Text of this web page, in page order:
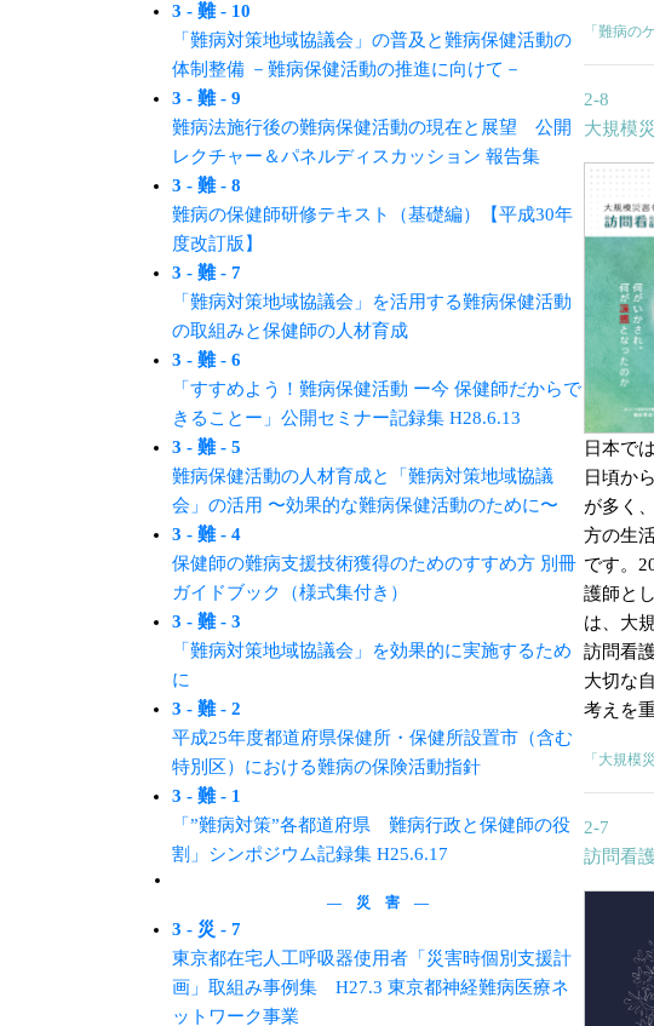
3 - 難 - 10
「難病対策地域協議会」の普及と難病保健活動の
体制整備 －難病保健活動の推進に向けて－
3 - 難 - 9
難病法施⾏後の難病保健活動の現在と展望 公開
レクチャー＆パネルディスカッション 報告集
3 - 難 - 8
難病の保健師研修テキスト（基礎編）【平成30年
度改訂版】
3 - 難 - 7
「難病対策地域協議会」を活用する難病保健活動
の取組みと保健師の人材育成
3 - 難 - 6
「すすめよう！難病保健活動 ー今 保健師だからで
きることー」公開セミナー記録集 H28.6.13
3 - 難 - 5
難病保健活動の人材育成と「難病対策地域協議
会」の活用 〜効果的な難病保健活動のために〜
3 - 難 - 4
保健師の難病支援技術獲得のためのすすめ方 別冊
ガイドブック（様式集付き）
3 - 難 - 3
「難病対策地域協議会」を効果的に実施するため
に
3 - 難 - 2
平成25年度都道府県保健所・保健所設置市（含む
特別区）における難病の保険活動指針
3 - 難 - 1
「”難病対策”各都道府県 難病行政と保健師の役
割」シンポジウム記録集 H25.6.17
― 災 害 ―
3 - 災 - 7
東京都在宅⼈⼯呼吸器使⽤者「災害時個別⽀援計
画」取組み事例集 H27.3 東京都神経難病医療ネ
ットワーク事業
「難病の
2-8
大規模
日本で
日頃か
が多く
方の生
です。
護師と
は、大
訪問看
大切な
考えを
「大規模
2-7
訪問看